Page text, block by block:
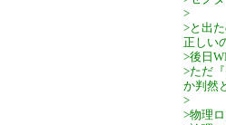
>
>と出
正しい
>後日
>ただ
か判然
>
>物理